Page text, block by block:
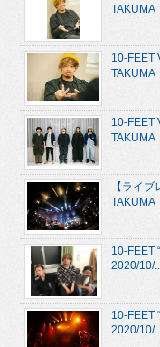
TAKUMA
10-FEET
TAKUMA
10-FEET
TAKUMA
【ライ
TAKUMA
10-FEET
2020/10/
10-FEET
2020/10/